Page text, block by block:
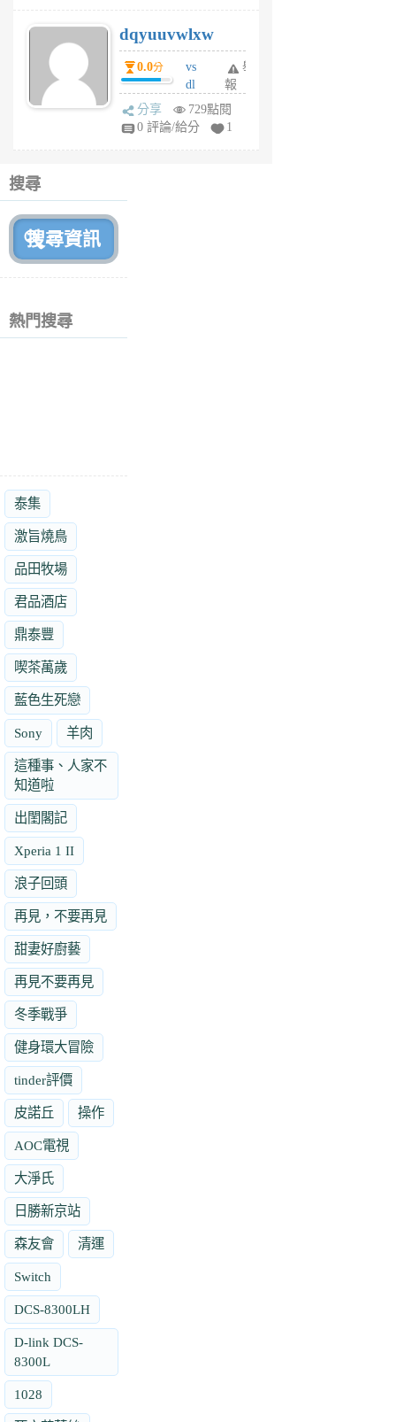
6
個
月
前
dqyuuvwlxw
0.0分
vs
dl
sq
fy
舉
報
分享
729點閱
0 評論/給分
1
搜尋
熱門搜尋
泰集
激旨燒鳥
品田牧場
君品酒店
鼎泰豐
喫茶萬歲
藍色生死戀
Sony 羊肉
這種事、人家不
知道啦
出閨閣記
Xperia 1 II
浪子回頭
再見，不要再見
甜妻好廚藝
再見不要再見
冬季戰爭
健身環大冒險
tinder評價
皮諾丘 操作
AOC電視
大淨氏
日勝新京站
森友會 清運
Switch
DCS-8300LH
D-link DCS-
8300L
1028